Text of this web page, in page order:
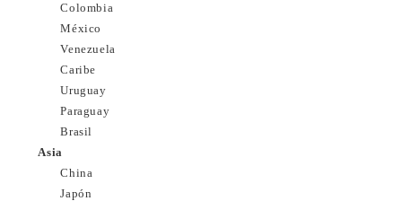
Colombia
México
Venezuela
Caribe
Uruguay
Paraguay
Brasil
Asia
China
Japón